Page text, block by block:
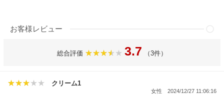
お客様レビュー
総合評価 3.7 （3件）
クリーム1
女性 2024/12/27 11:06:16